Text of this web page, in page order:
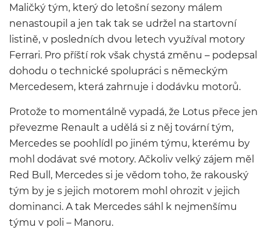
Maličký tým, který do letošní sezony málem
nenastoupil a jen tak tak se udržel na startovní
listině, v posledních dvou letech využíval motory
Ferrari. Pro příští rok však chystá změnu – podepsal
dohodu o technické spolupráci s německým
Mercedesem, která zahrnuje i dodávku motorů.
Protože to momentálně vypadá, že Lotus přece jen
převezme Renault a udělá si z něj tovární tým,
Mercedes se poohlídl po jiném týmu, kterému by
mohl dodávat své motory. Ačkoliv velký zájem měl
Red Bull, Mercedes si je vědom toho, že rakouský
tým by je s jejich motorem mohl ohrozit v jejich
dominanci. A tak Mercedes sáhl k nejmenšímu
týmu v poli – Manoru.